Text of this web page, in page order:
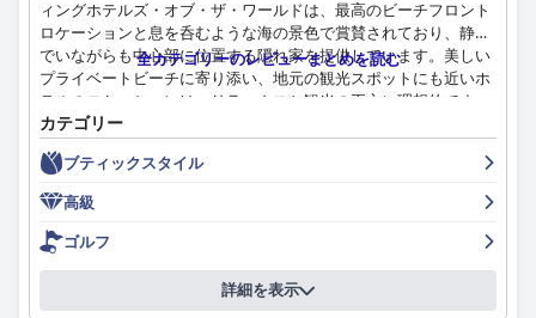
ィングホテルズ・オブ・ザ・ワールドは、最高のビーチフロント
ロケーションと息を呑むような海の景色で賞賛されており、静か
でいながらも中心部に位置する隠れ家を提供しています。美しい
プライベートビーチに寄り添い、地元の観光スポットにも近いホ
テルのロケーションは、リラックスと観光の両方に理想的です。
宿泊客は、手入れの行き届いた内装、清潔な客室、そして非常に
快適なスパが全体的なポジティブな体験を高めていると一貫して
強調しています。
リゾートでの朝食は、特にその多様性、優れたサービス、そして
美しい海に面した環境について、概ね肯定的なフィードバックを
受けています。様々な温かい料理と冷たい料理が揃ったビュッフ
ェは、しばしば夢のようだと表現されています。しかし、一部の
宿泊客は、種類が限られていたり、サービスが遅れることがあっ
全カテゴリーのレビューまとめを読む
カテゴリー
ブティックスタイル
高級
ゴルフ
詳細を表示